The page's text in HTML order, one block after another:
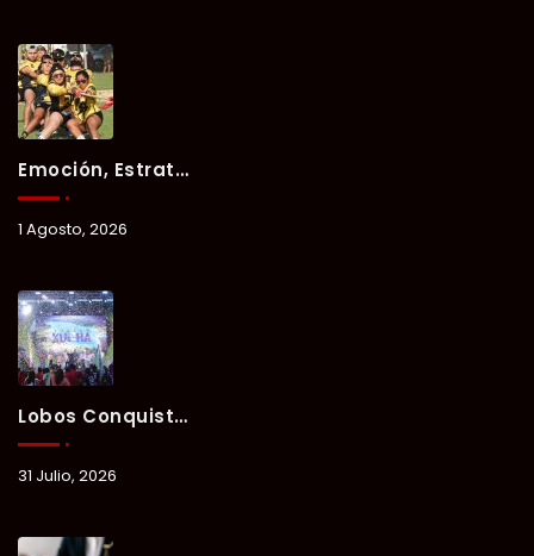
Emoción, Estrategia Y Trabajo En Equipo Marcan El Segundo Día Del Verano Xul-Há 2026.
1 Agosto, 2026
Lobos Conquista La Primera Competencia Del Verano Xul-Há 2026 En Una Noche Llena De Talento Y Energía.
31 Julio, 2026